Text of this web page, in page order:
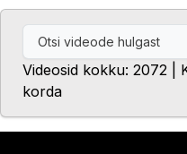
Videosid kokku: 2072 |
korda